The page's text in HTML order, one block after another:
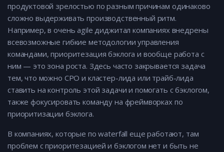
продуктовой зрелостью по разным причинам одинаково
сложно выдерживать производственный ритм.
Например, в очень agile диджитал компаниях внедрены
всевозможные гибкие методологии управления
командами, приоритезация бэклога и вообще работа с
ним — это зона роста. Здесь часто закрывается задача
тем, что можно CPO и кластер-лида или трайб-лида
ставить на контроль этой задачи и помогать с бэклогом,
также фокусировать команду на фреймворках по
приоритизации бэклога.
В компаниях, которые по waterfall еще работают, там
проблем с приоритезацией и бэклогом нет и быть не